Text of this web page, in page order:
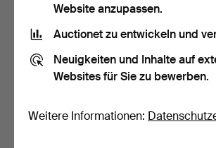
YASSIR ARAFAT.
ELLEN
Website anzupassen.
Auctionet zu entwickeln und
Neuigkeiten und Inhalte auf
Websites für Sie zu bewerben.
Weitere Informationen: